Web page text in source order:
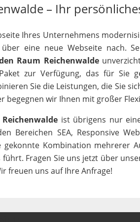
– Ihr
Ihres Unternehmens
eine neue Webseite nach.
Raum Reichenwalde
zur Verfügung, das für Sie
Sie die Leistungen, die Sie
begegnen wir Ihnen mit großer
ist übrigens nur
Bereichen SEA, Responsive
gekonnte Kombination mehrerer
Fragen Sie uns jetzt über
freuen uns auf Ihre Anfrage!